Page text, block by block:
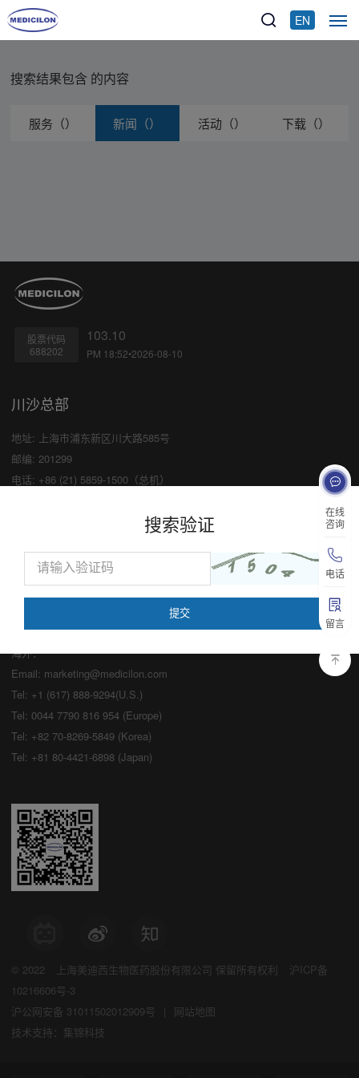
EN
在线
咨询
电话
留言
搜索结果包含 的内容
服务（） 新闻（） 活动（） 下载（）
股票代码
688202
103.10
PM 18:52•2026-08-10
川沙总部
地址: 上海市浦东新区川大路585号
邮编: 201299
电话: +86 (21) 5859-1500（总机）
中国：
Email:marketing@medicilon.com
（仅限服务咨询，其他事宜请拨打川沙总部电话）
海外：
Email: marketing@medicilon.com
Tel: +1 (617) 888-9294(U.S.)
Tel: 0044 7790 816 954 (Europe)
Tel: +82 70-8269-5849 (Korea)
Tel: +81 80-4421-6898 (Japan)
© 2022 上海美迪西生物医药股份有限公司 保留所有权利
沪ICP备
10216606号-3
沪公网安备 31011502012909号
|
网站地图
技术支持：集锦科技
×
搜索验证